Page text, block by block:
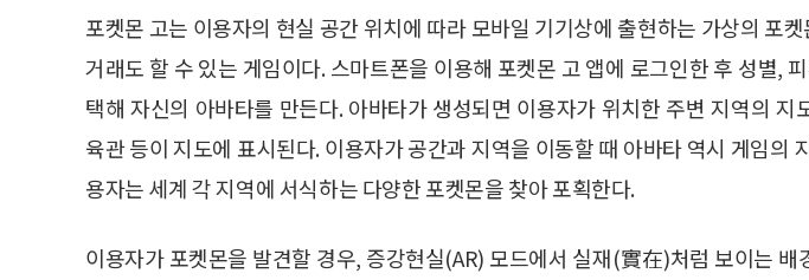
포켓몬 고는 이용자의 현실 공간 위치에 따라 모바일 기기상에 출현하는 가상의 포
거래도 할 수 있는 게임이다. 스마트폰을 이용해 포켓몬 고 앱에 로그인한 후 성별,
택해 자신의 아바타를 만든다. 아바타가 생성되면 이용자가 위치한 주변 지역의 지
육관 등이 지도에 표시된다. 이용자가 공간과 지역을 이동할 때 아바타 역시 게임의
용자는 세계 각 지역에 서식하는 다양한 포켓몬을 찾아 포획한다.
이용자가 포켓몬을 발견할 경우, 증강현실(AR) 모드에서 실재(實在)처럼 보이는 배